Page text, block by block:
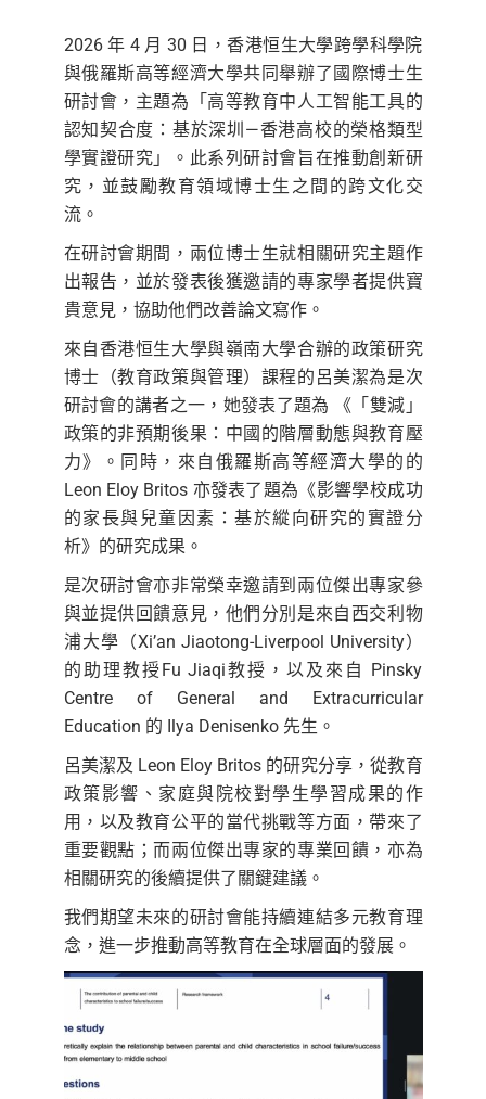
2026 年 4 月 30 日，香港恒生大學跨學科學院
與俄羅斯高等經濟大學共同舉辦了國際博士生
研討會，主題為「高等教育中人工智能工具的
認知契合度：基於深圳—香港高校的榮格類型
學實證研究」。此系列研討會旨在推動創新研
究，並鼓勵教育領域博士生之間的跨文化交
流。
在研討會期間，兩位博士生就相關研究主題作
出報告，並於發表後獲邀請的專家學者提供寶
貴意見，協助他們改善論文寫作。
來自香港恒生大學與嶺南大學合辦的政策研究
博士（教育政策與管理）課程的呂美潔為是次
研討會的講者之一，她發表了題為 《「雙減」
政策的非預期後果：中國的階層動態與教育壓
力》。同時，來自俄羅斯高等經濟大學的的
Leon Eloy Britos 亦發表了題為《影響學校成功
的家長與兒童因素：基於縱向研究的實證分
析》的研究成果。
是次研討會亦非常榮幸邀請到兩位傑出專家參
與並提供回饋意見，他們分別是來自西交利物
浦大學（Xi’an Jiaotong-Liverpool University）
的助理教授Fu Jiaqi教授，以及來自 Pinsky
Centre of General and Extracurricular
Education 的 Ilya Denisenko 先生。
呂美潔及 Leon Eloy Britos 的研究分享，從教育
政策影響、家庭與院校對學生學習成果的作
用，以及教育公平的當代挑戰等方面，帶來了
重要觀點；而兩位傑出專家的專業回饋，亦為
相關研究的後續提供了關鍵建議。
我們期望未來的研討會能持續連結多元教育理
念，進一步推動高等教育在全球層面的發展。